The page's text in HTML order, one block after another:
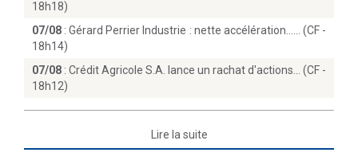
18h18)
07/08 :Gérard Perrier Industrie : nette accélération...… (CF -
18h14)
07/08 : Crédit Agricole S.A. lance un rachat d'actions… (CF -
18h12)
Lire la suite